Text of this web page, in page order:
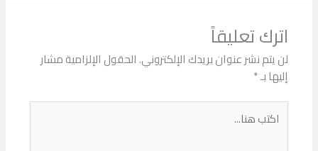
اترك تعليقاً
لن يتم نشر عنوان بريدك الإلكتروني.الحقول الإلزامية مشار
إليها بـ*
اكتب
هنا...